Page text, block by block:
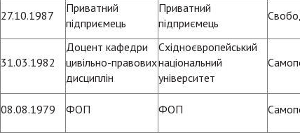
27.10.1987
Приватний
підприємець
Приватний
підприємець
31.03.1982
Доцент кафедри
цивільно-правових
дисциплін
Східноєвропейський
національний
університет
08.08.1979 ФОП ФОП